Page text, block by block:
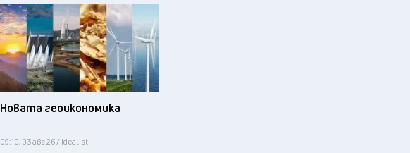
Новата геоикономика
09:10, 03 авг 26 / Idealisti